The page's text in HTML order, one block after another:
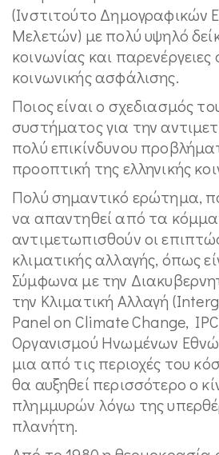
(Ινστιτούτο Δημογραφικών
Μελετών) με πολύ υψηλό
κοινωνίας και
κοινωνικής ασφάλισης.
Ποιος είναι ο σχεδιασμός
συστήματος για την
πολύ επικίνδυνου
προοπτική της ελληνικής
Πολύ σημαντικό ερώτημα,
να απαντηθεί από τα
αντιμετωπισθούν οι
κλιματικής αλλαγής, όπως
Σύμφωνα με την
την Κλιματική Αλλαγή
Panel on Climate Change,
Οργανισμού Ηνωμένων
μια από τις περιοχές του
θα αυξηθεί περισσότερο ο
πλημμυρών λόγω της
πλανήτη.